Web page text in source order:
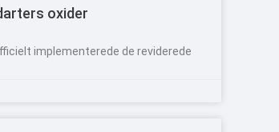
oxider
implementerede de reviderede